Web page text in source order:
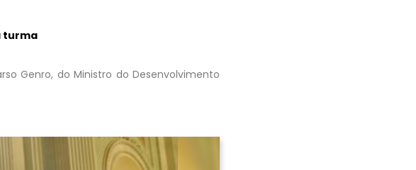
turma
Genro, do Ministro do Desenvolvimento